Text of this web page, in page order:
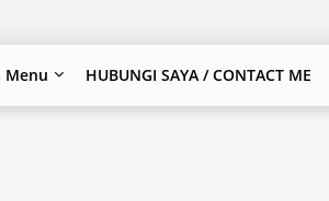
Menu HUBUNGI SAYA / CONTACT ME